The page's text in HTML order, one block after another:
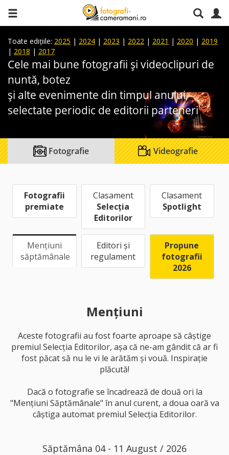
Toate edițiile: 2025 | 2024 | 2023 | 2022 | 2021 | 2020 | 2019
| 2018 | 2017
Cele mai bune fotografii și videoclipuri de
nuntă, botez
și alte evenimente din timpul anului,
selectate periodic de editorii parteneri
Fotografie Videografie
Fotografii
premiate
Clasament
Selecția
Editorilor
Clasament
Spotlight
Mențiuni
săptămânale
Editori și
regulament
Propune
fotografii
2026
Mențiuni
Aceste fotografii au fost foarte aproape să câștige
premiul Selecția Editorilor, așa că ne-am gândit că ar fi
fost păcat să nu le vi le arătăm și vouă. Inspirație
plăcută!
Dacă o fotografie se încadrează de două ori la
"Mențiuni Săptămânale" în anul curent, a doua oară va
câștiga automat premiul Selecția Editorilor.
Săptămâna 04 - 11 August / 2026